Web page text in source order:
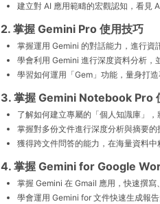
建立對 AI 應用範疇的宏觀認知，看見
2. 掌握 Gemini Pro 使用技巧
掌握運用 Gemini 的對話能力，進行資
學會利用 Gemini 進行深度資料分析，
學習如何運用「Gem」功能，量身打
3. 掌握 Gemini Notebook Pro
了解如何建立專屬的「個人知識庫」
掌握對多份文件進行深度分析與摘要
獲得跨文件問答的能力，在海量資料
4. 掌握 Gemini for Google
掌握 Gemini 在 Gmail 應用，快速撰
學會運用 Gemini for 文件快速生成報